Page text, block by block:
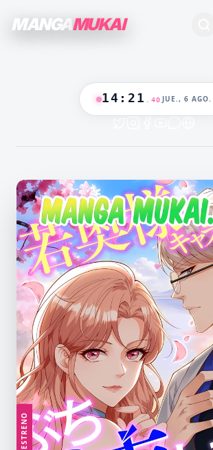
MANGA MUKAI
14 : 21 41 JUE., 6 AGO.
ESTRENO